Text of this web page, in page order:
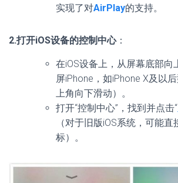
实现了对AirPlay的支持。
2.打开iOS设备的控制中心：
在iOS设备上，从屏幕底部向
屏iPhone，如iPhone X及以
上角向下滑动）。
打开“控制中心”，找到并点击“
（对于旧版iOS系统，可能直
标）。